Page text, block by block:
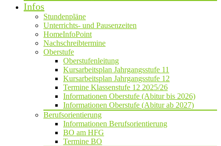
Infos
Stundenpläne
Unterrichts- und Pausenzeiten
HomeInfoPoint
Nachschreibtermine
Oberstufe
Oberstufenleitung
Kursarbeitsplan Jahrgangsstufe 11
Kursarbeitsplan Jahrgangsstufe 12
Termine Klassenstufe 12 2025/26
Informationen Oberstufe (Abitur bis 2026)
Informationen Oberstufe (Abitur ab 2027)
Berufsorientierung
Informationen Berufsorientierung
BO am HFG
Termine BO